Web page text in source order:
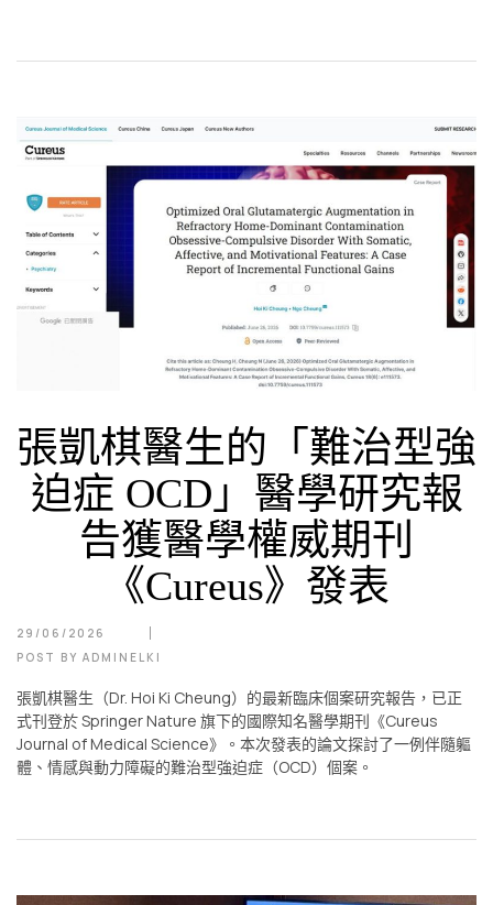
張凱棋醫生的「難治型強
迫症 OCD」醫學研究報
告獲醫學權威期刊
《Cureus》發表
29/06/2026
POST BY ADMINELKI
張凱棋醫生（Dr. Hoi Ki Cheung）的最新臨床個案研究報告，已正
式刊登於 Springer Nature 旗下的國際知名醫學期刊《Cureus
Journal of Medical Science》。本次發表的論文探討了一例伴隨軀
體、情感與動力障礙的難治型強迫症（OCD）個案。